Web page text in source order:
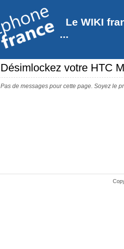
Le WIKI
...
Désimlockez votre HTC
Pas de messages pour cette page. Soyez le